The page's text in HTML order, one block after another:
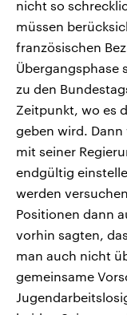
nicht so
müssen
französischen
Übergangsphase
zu den
Zeitpunkt, wo es
geben wird.
mit seiner
endgültig
werden
Positionen dann
vorhin sagten,
man auch nicht
gemeinsame